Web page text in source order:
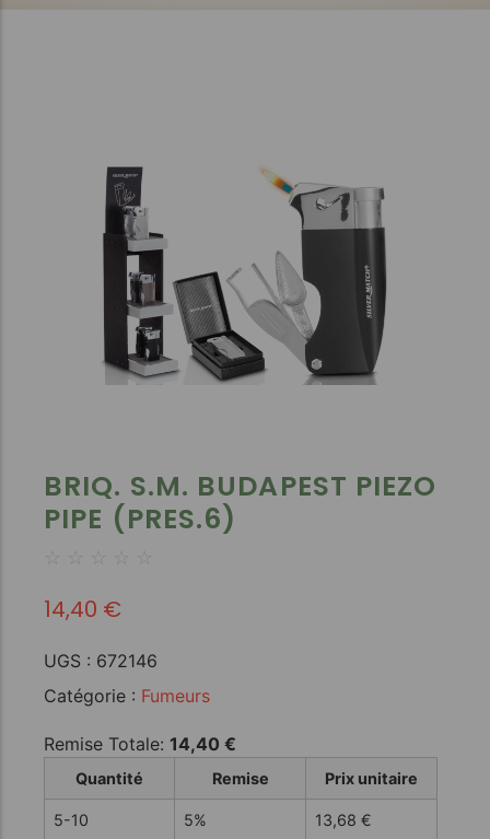
BRIQ. S.M. BUDAPEST PIEZO
PIPE (PRES.6)
☆ ☆ ☆ ☆ ☆
14,40 €
UGS : 672146
Catégorie : Fumeurs
Remise Totale: 14,40 €
Quantité Remise Prix unitaire
5-10 5% 13,68 €